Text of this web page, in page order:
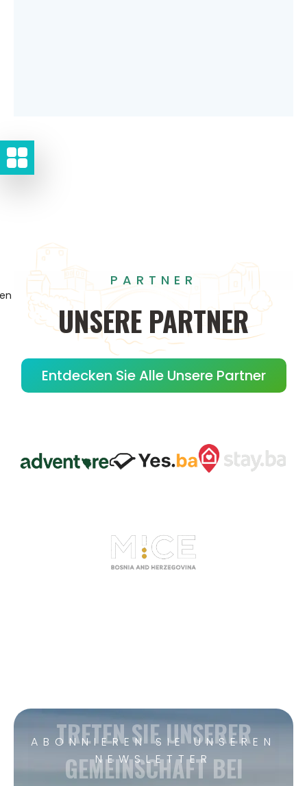
PARTNER
UNSERE PARTNER
Entdecken Sie Alle Unsere Partner
ABONNIEREN SIE UNSEREN
NEWSLETTER
TRETEN SIE UNSERER
GEMEINSCHAFT BEI